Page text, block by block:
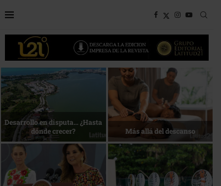
Bottega, un viaje servido a la
mesa
Energía que Impulsa la
competitividad